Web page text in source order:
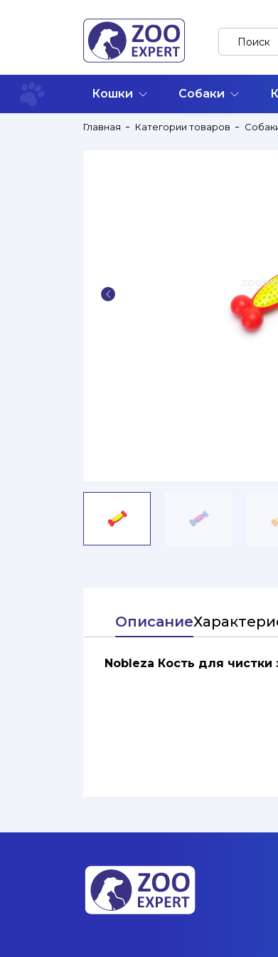
Кошки Собаки
Главная Категории товаров
Описание
Nobleza Кость для чистки